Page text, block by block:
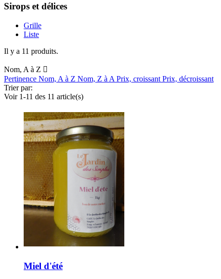
Sirops et délices
Grille
Liste
Il y a 11 produits.
Nom, A à Z 
Pertinence Nom, A à Z Nom, Z à A Prix, croissant Prix, décroissant
Trier par:
Voir 1-11 des 11 article(s)
Miel d'été